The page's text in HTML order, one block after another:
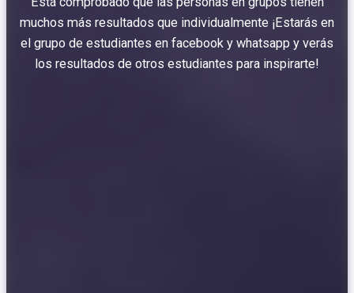
muchos más resultados que individualmente ¡Estarás en
el grupo de estudiantes en facebook y whatsapp y verás
los resultados de otros estudiantes para inspirarte!